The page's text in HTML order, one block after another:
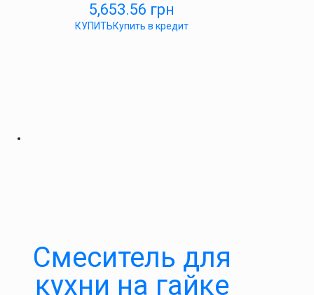
5,653.56 грн
КУПИТЬКупить в кредит
Cмеситель для
кухни на гайке